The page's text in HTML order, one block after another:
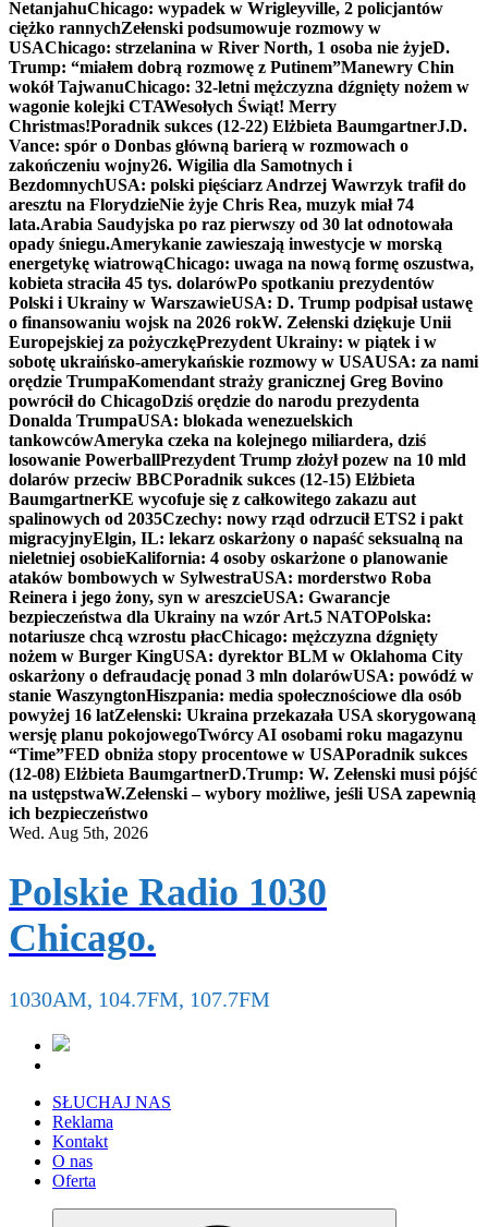
NetanjahuChicago: wypadek w Wrigleyville, 2 policjantów
ciężko rannychZełenski podsumowuje rozmowy w
USAChicago: strzelanina w River North, 1 osoba nie żyjeD.
Trump: “miałem dobrą rozmowę z Putinem”Manewry Chin
wokół TajwanuChicago: 32-letni mężczyzna dźgnięty nożem w
wagonie kolejki CTAWesołych Świąt! Merry
Christmas!Poradnik sukces (12-22) Elżbieta BaumgartnerJ.D.
Vance: spór o Donbas główną barierą w rozmowach o
zakończeniu wojny26. Wigilia dla Samotnych i
BezdomnychUSA: polski pięściarz Andrzej Wawrzyk trafił do
aresztu na FlorydzieNie żyje Chris Rea, muzyk miał 74
lata.Arabia Saudyjska po raz pierwszy od 30 lat odnotowała
opady śniegu.Amerykanie zawieszają inwestycje w morską
energetykę wiatrowąChicago: uwaga na nową formę oszustwa,
kobieta straciła 45 tys. dolarówPo spotkaniu prezydentów
Polski i Ukrainy w WarszawieUSA: D. Trump podpisał ustawę
o finansowaniu wojsk na 2026 rokW. Zełenski dziękuje Unii
Europejskiej za pożyczkęPrezydent Ukrainy: w piątek i w
sobotę ukraińsko-amerykańskie rozmowy w USAUSA: za nami
orędzie TrumpaKomendant straży granicznej Greg Bovino
powrócił do ChicagoDziś orędzie do narodu prezydenta
Donalda TrumpaUSA: blokada wenezuelskich
tankowcówAmeryka czeka na kolejnego miliardera, dziś
losowanie PowerballPrezydent Trump złożył pozew na 10 mld
dolarów przeciw BBCPoradnik sukces (12-15) Elżbieta
BaumgartnerKE wycofuje się z całkowitego zakazu aut
spalinowych od 2035Czechy: nowy rząd odrzucił ETS2 i pakt
migracyjnyElgin, IL: lekarz oskarżony o napaść seksualną na
nieletniej osobieKalifornia: 4 osoby oskarżone o planowanie
ataków bombowych w SylwestraUSA: morderstwo Roba
Reinera i jego żony, syn w areszcieUSA: Gwarancje
bezpieczeństwa dla Ukrainy na wzór Art.5 NATOPolska:
notariusze chcą wzrostu płacChicago: mężczyzna dźgnięty
nożem w Burger KingUSA: dyrektor BLM w Oklahoma City
oskarżony o defraudację ponad 3 mln dolarówUSA: powódź w
stanie WaszyngtonHiszpania: media społecznościowe dla osób
powyżej 16 latZełenski: Ukraina przekazała USA skorygowaną
wersję planu pokojowegoTwórcy AI osobami roku magazynu
“Time”FED obniża stopy procentowe w USAPoradnik sukces
(12-08) Elżbieta BaumgartnerD.Trump: W. Zełenski musi pójść
na ustępstwaW.Zełenski – wybory możliwe, jeśli USA zapewnią
ich bezpieczeństwo
Wed. Aug 5th, 2026
Polskie Radio 1030
Chicago.
1030AM, 104.7FM, 107.7FM
SŁUCHAJ NAS
Reklama
Kontakt
O nas
Oferta